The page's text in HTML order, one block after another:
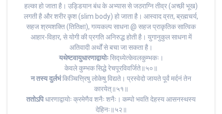
हल्का हो जाता है। उड्डियान बंध के अभ्यास से जठराग्नि तीव्र (अच्छी भूख)
लगती है और शरीर कृश (slim body) हो जाता है। आस्वाद व्रत, ब्रह्मचर्य,
सहज श्रमशक्ति (तितिक्षा), गव्यकल्प साधना‌ @ सहज प्राकृतिक सात्विक
आहार-विहार, से योगी की प्रगति अनिरुद्ध होती है। युगानुकुल साधना में
अतिवादी अर्थों से बचा जा सकता है।
यथेष्टवायुधारणाद्वायोःसिद्ध्येत्केवलकुम्भकः।
केवले कुम्भक सिद्धे रेचपूरविवर्जिते॥५०॥
न तस्य दुर्लभंकिञ्चित्त्रिषु लोकेषु विद्यते। प्रस्वेदो जायते पूर्वं मर्दनं तेन
कारयेत्॥५१॥
ततोऽपिधारणाद्वायोः क्रमेणैव शनैः शनैः। कम्पो भवति देहस्य आसनस्थस्य
देहिनः॥५२॥